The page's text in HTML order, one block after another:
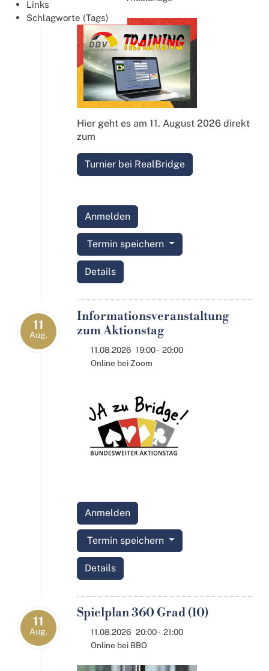
Links
Schlagworte (Tags)
Hier geht es am 11. August 2026 direkt
zum
Turnier bei RealBridge
Anmelden
Termin speichern
Details
11
Aug.
Informationsveranstaltung
zum Aktionstag
11.08.2026 19:00- 20:00
Online bei Zoom
Anmelden
Termin speichern
Details
11
Aug.
Spielplan 360 Grad (10)
11.08.2026 20:00- 21:00
Online bei BBO